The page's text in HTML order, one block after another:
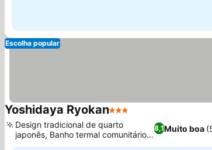
Escolha popular
Yoshidaya Ryokan3 Estrelas
8,1Muito boa
Design tradicional de quarto
japonês, Banho termal comunitário
24 horas